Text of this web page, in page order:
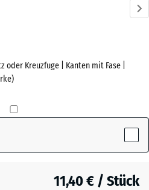
oder Kreuzfuge | Kanten mit Fase |
11,40 € / Stück